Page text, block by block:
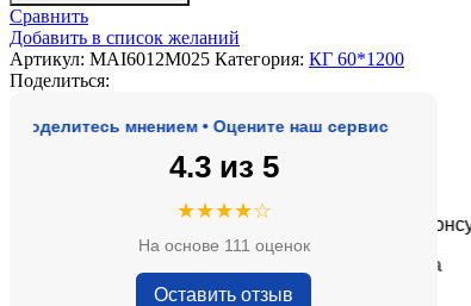
Сравнить
Добавить в список желаний
Артикул: MAI6012M025 Категория: КГ 60*1200
Поделиться:
мнением • Оцените наш сервис
4.3 из 5
★★★★☆
На основе 111 оценок
Оставить отзыв
★★★★★
Очень приятные